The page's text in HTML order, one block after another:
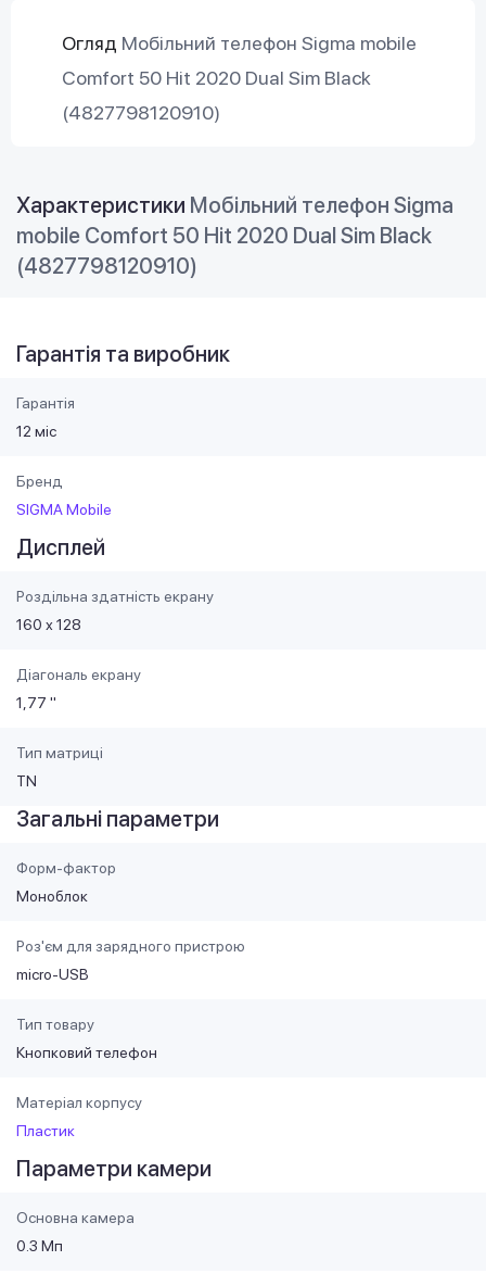
Огляд Мобільний телефон Sigma mobile
Comfort 50 Hit 2020 Dual Sim Black
(4827798120910)
Характеристики Мобільний телефон Sigma
mobile Comfort 50 Hit 2020 Dual Sim Black
(4827798120910)
Гарантія та виробник
Гарантія
12 міс
Бренд
SIGMA Mobile
Дисплей
Роздільна здатність екрану
160 х 128
Діагональ екрану
1,77 "
Тип матриці
TN
Загальні параметри
Форм-фактор
Моноблок
Роз'єм для зарядного пристрою
micro-USB
Тип товару
Кнопковий телефон
Матеріал корпусу
Пластик
Параметри камери
Основна камера
0.3 Мп